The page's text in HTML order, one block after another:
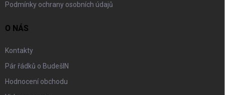
Podmínky ochrany osobních údajů
O NÁS
Kontakty
Pár řádků o BudešIN
Hodnocení obchodu